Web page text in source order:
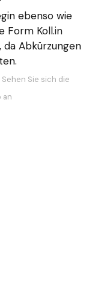
ebenso wie
Form Koll.in
Abkürzungen
Sehen Sie sich die
an